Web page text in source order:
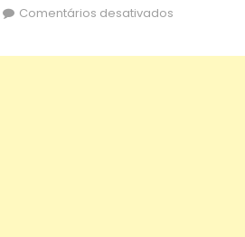
AuthorComentários desativadosem
Santa